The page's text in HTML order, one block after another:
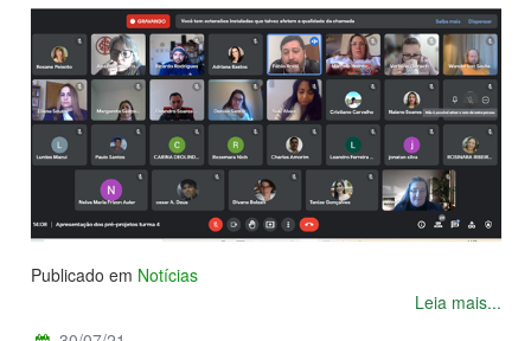
Publicado em Notícias
Leia mais...